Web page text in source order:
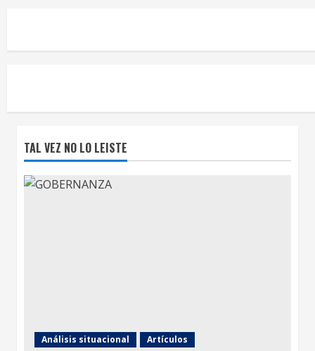
TAL VEZ NO LO LEISTE
Análisis situacional Artículos